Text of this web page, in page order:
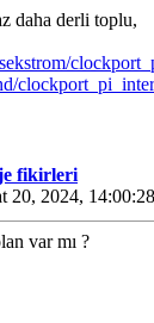
daha derli toplu,
fikirleri
20, 2024,
var mı ?